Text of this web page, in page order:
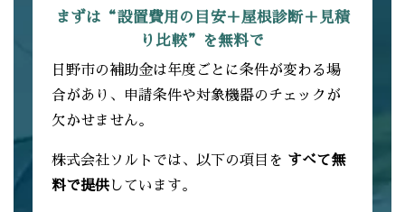
まずは“設置費用の目安＋屋根診断＋見積
り比較”を無料で
日野市の補助金は年度ごとに条件が変わる場
合があり、申請条件や対象機器のチェックが
欠かせません。
株式会社ソルトでは、以下の項目を すべて無
料で提供しています。